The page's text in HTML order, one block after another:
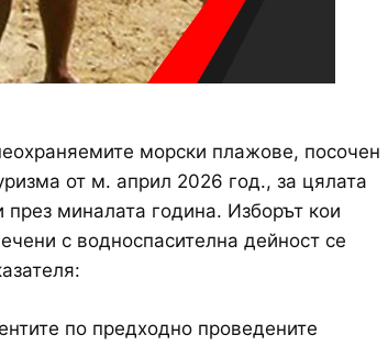
морски плажове, посочен
от м. април 2026 год., за цялата
през миналата година. Изборът кои
с водноспасителна дейност се
по предходно проведените